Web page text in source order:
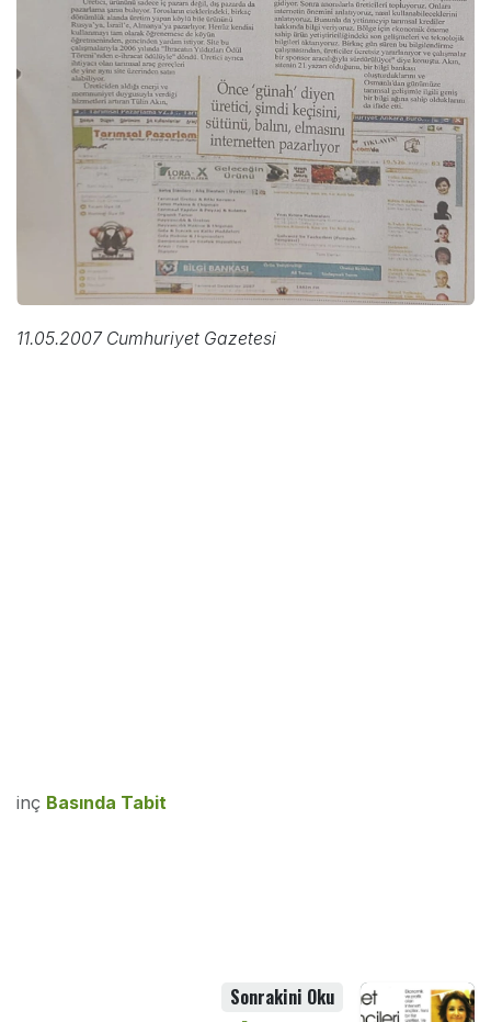
11.05.2007 Cumhuriyet Gazetesi
inç Basında Tabit
Sonrakini Oku